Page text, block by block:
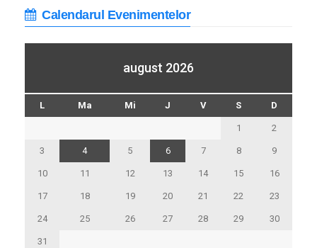
Calendarul Evenimentelor
august 2026
L Ma Mi J V S D
1 2
3 4 5 6 7 8 9
10 11 12 13 14 15 16
17 18 19 20 21 22 23
24 25 26 27 28 29 30
31